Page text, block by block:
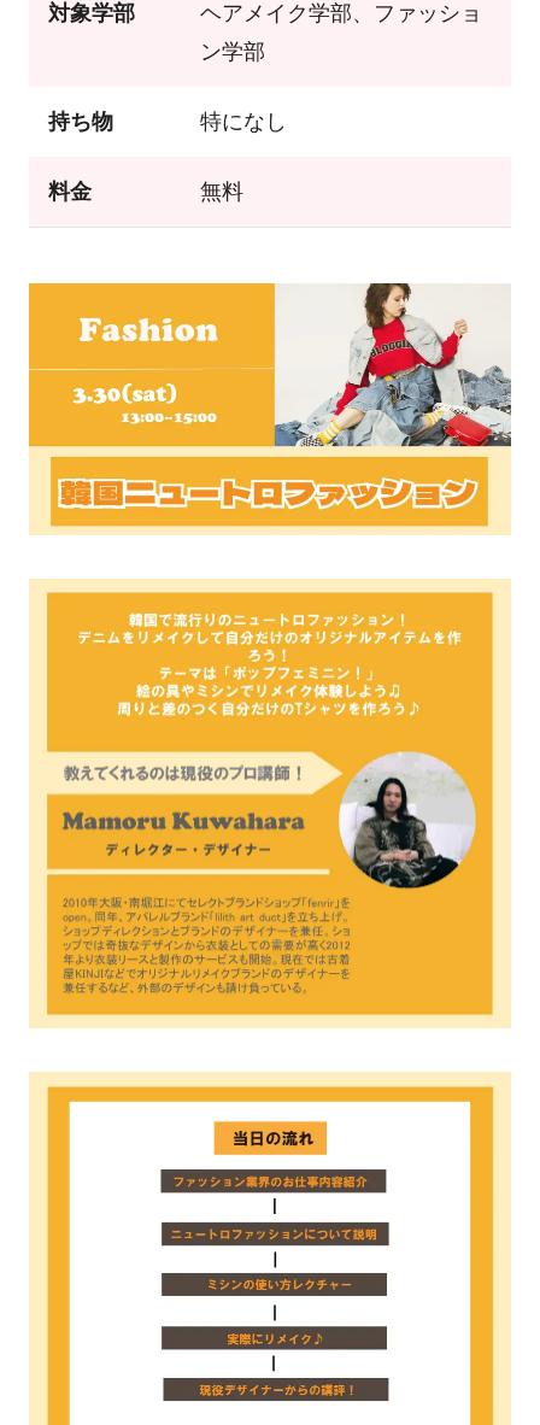
対象学部
ヘアメイク学部、ファッショ
ン学部
持ち物 特になし
料金 無料